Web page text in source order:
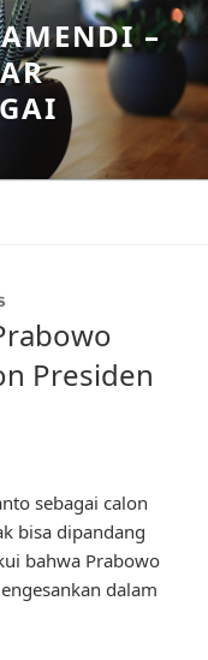
–
Presiden
sebagai calon
bisa dipandang
bahwa Prabowo
dalam